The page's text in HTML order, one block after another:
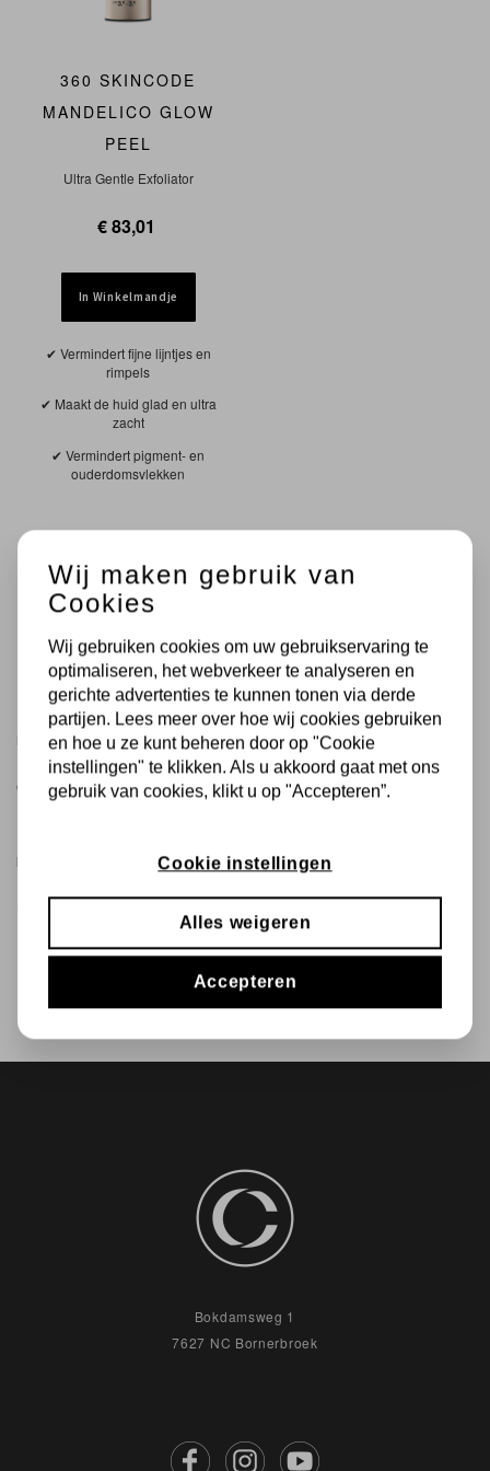
360 SKINCODE
MANDELICO GLOW
PEEL
Ultra Gentle Exfoliator
€ 83,01
In Winkelmandje
Vermindert fijne lijntjes en
rimpels
Maakt de huid glad en ultra
zacht
Vermindert pigment- en
ouderdomsvlekken
PRODUCTEN VERGELIJKEN
Geen producten geselecteerd.
MIJN VERLANGLIJST
Bokdamsweg 1
7627 NC Bornerbroek
Wij maken gebruik van
Cookies
Wij gebruiken cookies om uw gebruikservaring te
optimaliseren, het webverkeer te analyseren en
gerichte advertenties te kunnen tonen via derde
partijen. Lees meer over hoe wij cookies gebruiken
en hoe u ze kunt beheren door op "Cookie
instellingen" te klikken. Als u akkoord gaat met ons
gebruik van cookies, klikt u op "Accepteren”.
Cookie instellingen
Alles weigeren
Accepteren